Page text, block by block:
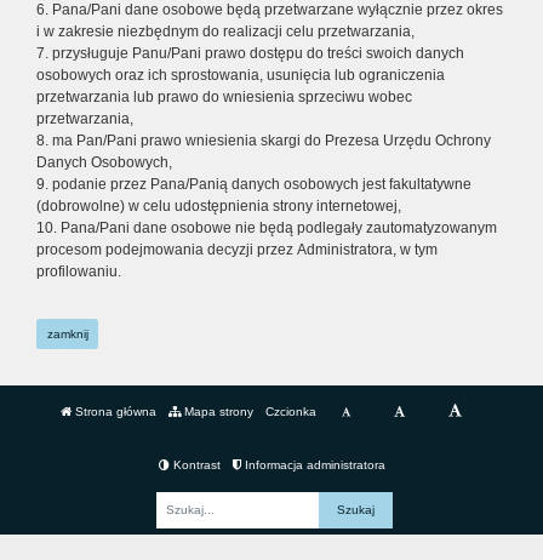
6. Pana/Pani dane osobowe będą przetwarzane wyłącznie przez okres
i w zakresie niezbędnym do realizacji celu przetwarzania,
7. przysługuje Panu/Pani prawo dostępu do treści swoich danych
osobowych oraz ich sprostowania, usunięcia lub ograniczenia
przetwarzania lub prawo do wniesienia sprzeciwu wobec
przetwarzania,
8. ma Pan/Pani prawo wniesienia skargi do Prezesa Urzędu Ochrony
Danych Osobowych,
9. podanie przez Pana/Panią danych osobowych jest fakultatywne
(dobrowolne) w celu udostępnienia strony internetowej,
10. Pana/Pani dane osobowe nie będą podlegały zautomatyzowanym
procesom podejmowania decyzji przez Administratora, w tym
profilowaniu.
zamknij
Strona główna Mapa strony Czcionka
Kontrast Informacja administratora